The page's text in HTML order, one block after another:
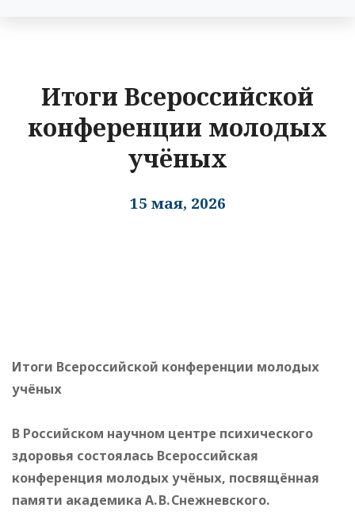
Итоги Всероссийской
конференции молодых
учёных
15 мая, 2026
Итоги Всероссийской конференции молодых
учёных
В Российском научном центре психического
здоровья состоялась Всероссийская
конференция молодых учёных, посвящённая
памяти академика А. В. Снежневского.